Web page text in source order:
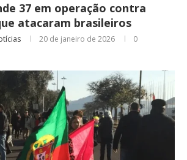
37 em operação contra
atacaram brasileiros
20 de janeiro de 2026
0